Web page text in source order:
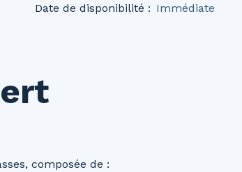
Date de disponibilité : Immédiate
composée de :